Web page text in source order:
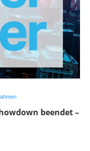
beendet –